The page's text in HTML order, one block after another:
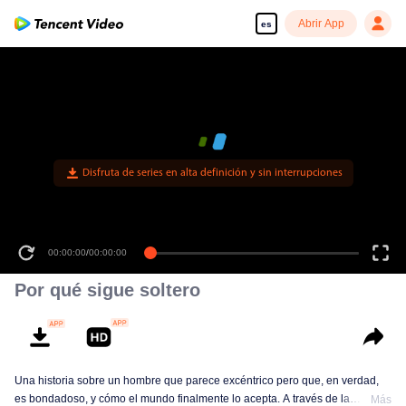
es Abrir App
Disfruta de series en alta definición y sin interrupciones
00:00:00/00:00:00
Por qué sigue soltero
Una historia sobre un hombre que parece excéntrico pero que, en verdad,
es bondadoso, y cómo el mundo finalmente lo acepta. A través de la
Más